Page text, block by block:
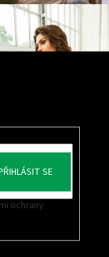
ochrany
SE